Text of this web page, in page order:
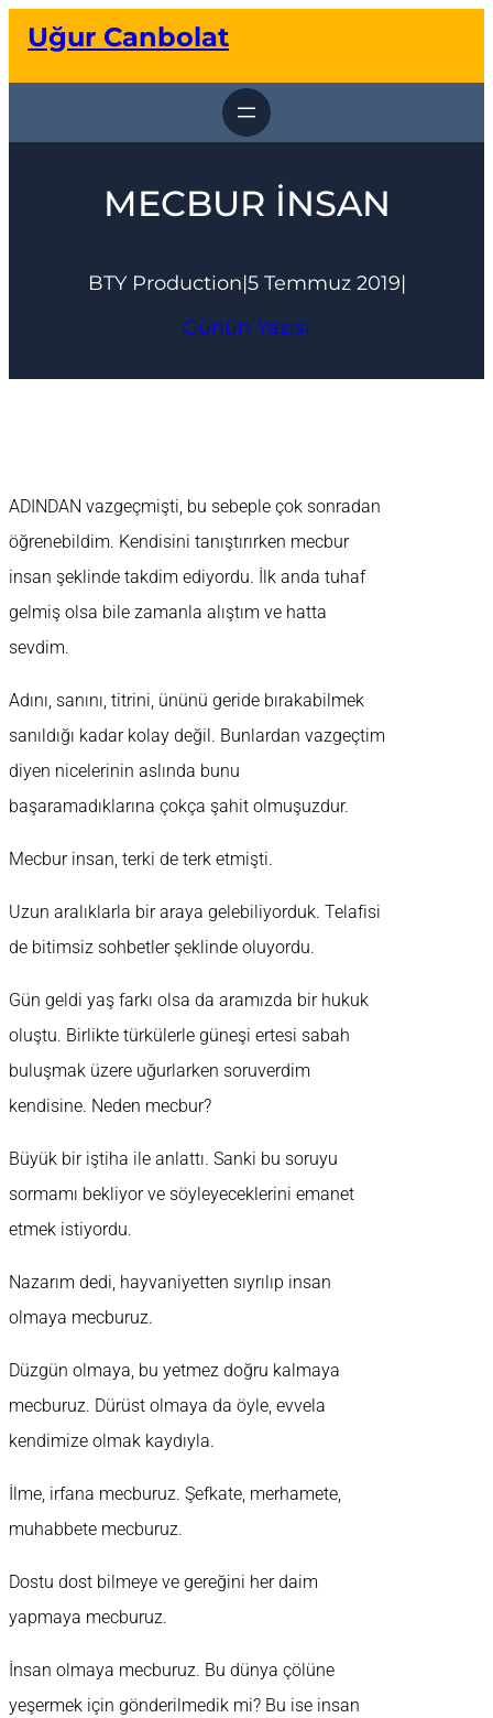
geçUğur Canbolat
MECBUR İNSAN
BTY Production|5 Temmuz 2019|
Günün Yazısı
ADINDAN vazgeçmişti, bu sebeple çok sonradan
öğrenebildim. Kendisini tanıştırırken mecbur
insan şeklinde takdim ediyordu. İlk anda tuhaf
gelmiş olsa bile zamanla alıştım ve hatta
sevdim.
Adını, sanını, titrini, ününü geride bırakabilmek
sanıldığı kadar kolay değil. Bunlardan vazgeçtim
diyen nicelerinin aslında bunu
başaramadıklarına çokça şahit olmuşuzdur.
Mecbur insan, terki de terk etmişti.
Uzun aralıklarla bir araya gelebiliyorduk. Telafisi
de bitimsiz sohbetler şeklinde oluyordu.
Gün geldi yaş farkı olsa da aramızda bir hukuk
oluştu. Birlikte türkülerle güneşi ertesi sabah
buluşmak üzere uğurlarken soruverdim
kendisine. Neden mecbur?
Büyük bir iştiha ile anlattı. Sanki bu soruyu
sormamı bekliyor ve söyleyeceklerini emanet
etmek istiyordu.
Nazarım dedi, hayvaniyetten sıyrılıp insan
olmaya mecburuz.
Düzgün olmaya, bu yetmez doğru kalmaya
mecburuz. Dürüst olmaya da öyle, evvela
kendimize olmak kaydıyla.
İlme, irfana mecburuz. Şefkate, merhamete,
muhabbete mecburuz.
Dostu dost bilmeye ve gereğini her daim
yapmaya mecburuz.
İnsan olmaya mecburuz. Bu dünya çölüne
yeşermek için gönderilmedik mi? Bu ise insan